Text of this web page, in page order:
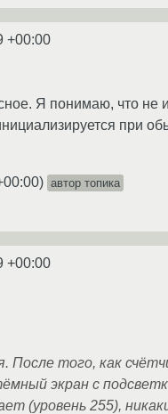
+00:00
Я понимаю, что не
при
) автор топика
+00:00
После того, как
экран с
(уровень 255),